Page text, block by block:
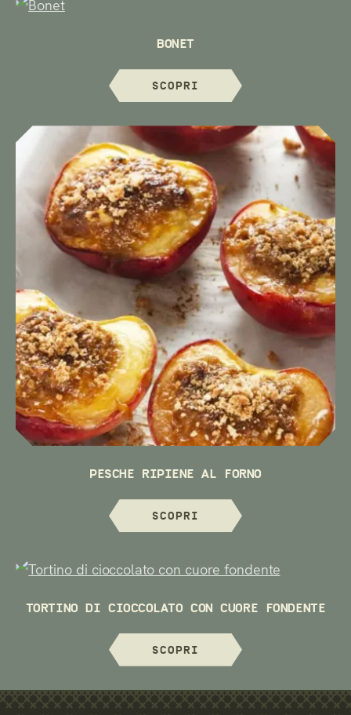
BONET
SCOPRI
PESCHE RIPIENE AL FORNO
SCOPRI
TORTINO DI CIOCCOLATO CON CUORE FONDENTE
SCOPRI